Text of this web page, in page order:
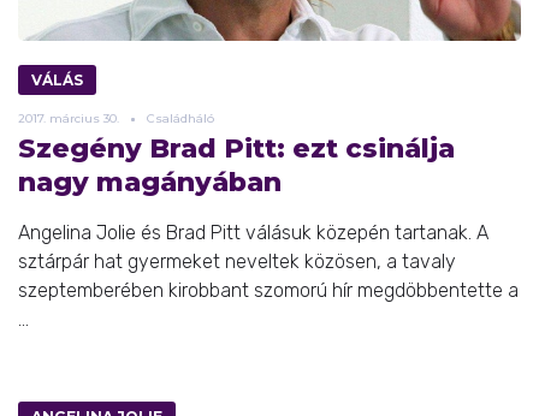
VÁLÁS
2017. március 30. Családháló
Szegény Brad Pitt: ezt csinálja
nagy magányában
Angelina Jolie és Brad Pitt válásuk közepén tartanak. A
sztárpár hat gyermeket neveltek közösen, a tavaly
szeptemberében kirobbant szomorú hír megdöbbentette a
...